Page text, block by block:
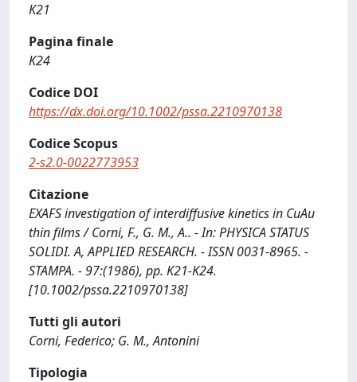
K21
Pagina finale
K24
Codice DOI
https://dx.doi.org/10.1002/pssa.2210970138
Codice Scopus
2-s2.0-0022773953
Citazione
EXAFS investigation of interdiffusive kinetics in CuAu
thin films / Corni, F., G. M., A.. - In: PHYSICA STATUS
SOLIDI. A, APPLIED RESEARCH. - ISSN 0031-8965. -
STAMPA. - 97:(1986), pp. K21-K24.
[10.1002/pssa.2210970138]
Tutti gli autori
Corni, Federico; G. M., Antonini
Tipologia